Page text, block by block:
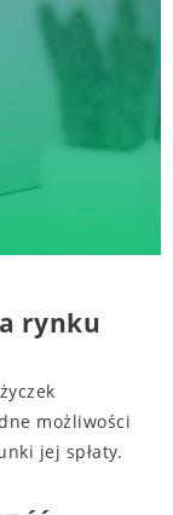
rynku
możliwości
jej spłaty.